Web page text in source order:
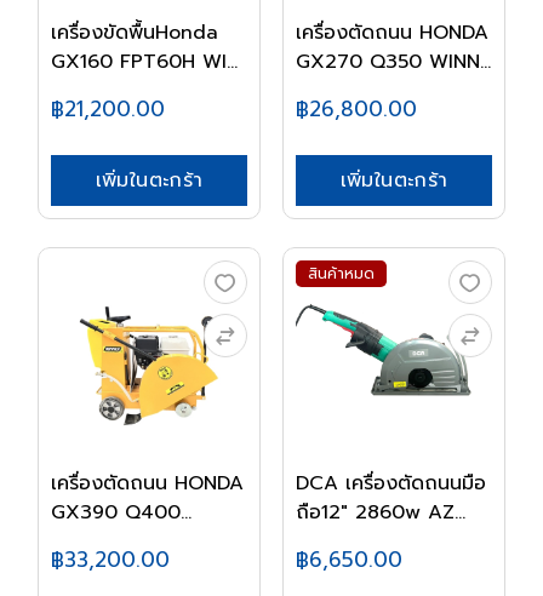
เครื่องขัดพื้นHonda
GX160 FPT60H WI...
฿21,200.00
เพิ่มในตะกร้า
เครื่องตัดถนน HONDA
GX270 Q350 WINN...
฿26,800.00
เพิ่มในตะกร้า
เครื่องตัดถนน HONDA
GX390 Q400
฿33,200.00
สินค้าหมด
DCA เครื่องตัดถนนมือ
ถือ12" 2860w AZ...
฿6,650.00